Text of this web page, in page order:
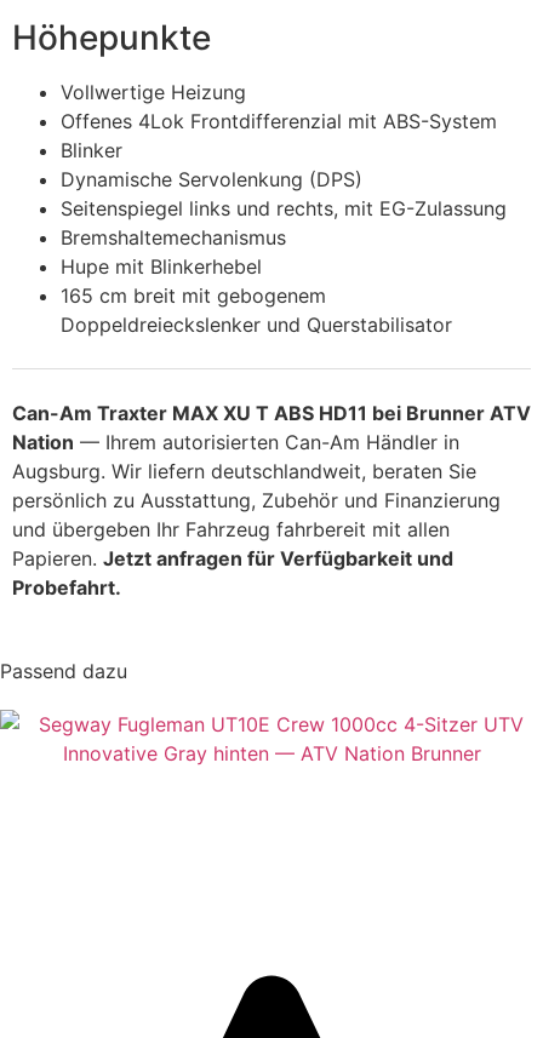
Höhepunkte
Vollwertige Heizung
Offenes 4Lok Frontdifferenzial mit ABS-System
Blinker
Dynamische Servolenkung (DPS)
Seitenspiegel links und rechts, mit EG-Zulassung
Bremshaltemechanismus
Hupe mit Blinkerhebel
165 cm breit mit gebogenem
Doppeldreieckslenker und Querstabilisator
Can-Am Traxter MAX XU T ABS HD11 bei Brunner ATV
Nation — Ihrem autorisierten Can-Am Händler in
Augsburg. Wir liefern deutschlandweit, beraten Sie
persönlich zu Ausstattung, Zubehör und Finanzierung
und übergeben Ihr Fahrzeug fahrbereit mit allen
Papieren. Jetzt anfragen für Verfügbarkeit und
Probefahrt.
Passend dazu